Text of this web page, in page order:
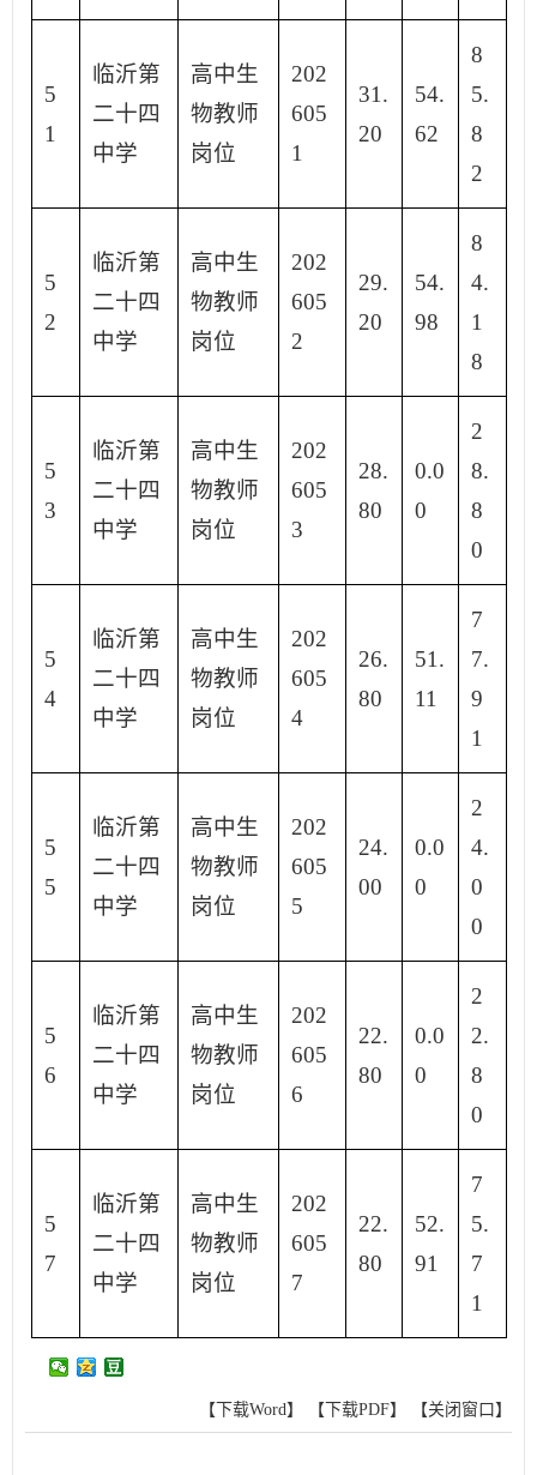
5
1
临沂第
二十四
中学
高中生
物教师
岗位
202
605
1
31.
20
54.
62
8
5.
8
2
5
2
临沂第
二十四
中学
高中生
物教师
岗位
202
605
2
29.
20
54.
98
8
4.
1
8
5
3
临沂第
二十四
中学
高中生
物教师
岗位
202
605
3
28.
80
0.0
0
2
8.
8
0
5
4
临沂第
二十四
中学
高中生
物教师
岗位
202
605
4
26.
80
51.
11
7
7.
9
1
5
5
临沂第
二十四
中学
高中生
物教师
岗位
202
605
5
24.
00
0.0
0
2
4.
0
0
5
6
临沂第
二十四
中学
高中生
物教师
岗位
202
605
6
22.
80
0.0
0
2
2.
8
0
5
7
临沂第
二十四
中学
高中生
物教师
岗位
202
605
7
22.
80
52.
91
7
5.
7
1
【下载Word】 【下载PDF】 【关闭窗口】